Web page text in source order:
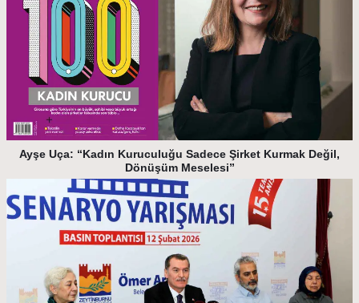
Ayşe Uça: “Kadın Kuruculuğu Sadece Şirket Kurmak Değil,
Dönüşüm Meselesi”